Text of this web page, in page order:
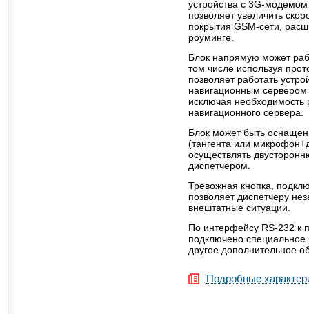
устройства с 3G-
позволяет увеличить
покрытия GSM-сети,
роуминге.
Блок напрямую может
том числе используя
позволяет работать
навигационным
исключая
навигационного сервера.
Блок может быть оснащен
(тангента или
осуществлять
диспетчером.
Тревожная кнопка,
позволяет диспетчеру
внештатные ситуации.
По интерфейсу RS-232 к
подключено
другое дополнительное
Подробные